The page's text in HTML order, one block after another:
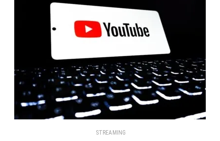
STREAMING